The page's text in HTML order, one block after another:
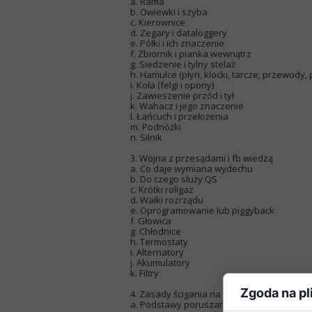
b. Owiewki i szyba
c. Kierownice
d. Zegary i dataloggery
e. Półki i ich znaczenie
f. Zbiornik i pianka wewnątrz
g. Siedzenie i tylny stelaż
h. Hamulce (płyn, klocki, tarcze, przewody,
i. Koła (felgi i opony)
j. Zawieszenie przód i tył
k. Wahacz i jego znaczenie
l. Łańcuch i przełożenia
m. Podnóżki
n. Silnik
3. Wojna z przesądami i fb wiedzą
a. Co daje wymiana wydechu
b. Do czego służy QS
c. Krótki rollgaz
d. Wałki rozrządu
e. Oprogramowanie lub piggyback
f. Głowica
g. Chłodnice
h. Termostaty
i. Alternatory
j. Akumulatory
k. Filtry
4. Zasady ścigania na torze
a. Podstawy poruszania się po torach
Zgoda na